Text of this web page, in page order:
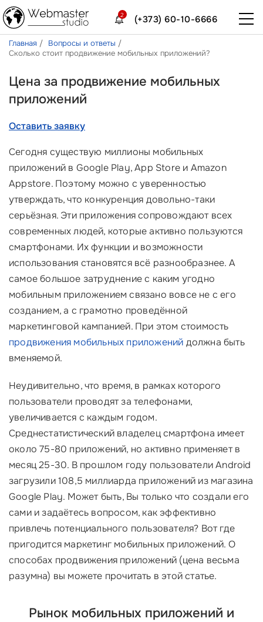
(+373) 60-10-6666
2
Главная
Вопросы и ответы
Сколько стоит продвижение мобильных приложений?
Цена за продвижение мобильных
приложений
Оставить заявку
Сегодня существую миллионы мобильных
приложений в Google Play, App Store и Amazon
Appstore. Поэтому можно с уверенностью
утверждать, что конкуренция довольно-таки
серьёзная. Эти приложения сопровождают всех
современных людей, которые активно пользуются
смартфонами. Их функции и возможности
использования становятся всё разнообразнее. А
самое большое затруднение с каким угодно
мобильным приложением связано вовсе не с его
созданием, а с грамотно проведённой
маркетинговой кампанией. При этом стоимость
продвижения мобильных приложений должна быть
вменяемой.
Неудивительно, что время, в рамках которого
пользователи проводят за телефонами,
увеличивается с каждым годом.
Среднестатистический владелец смартфона имеет
около 75-80 приложений, но активно применяет в
месяц 25-30. В прошлом году пользователи Android
загрузили 108,5 миллиарда приложений из магазина
Google Play. Может быть, Вы только что создали его
сами и задаётесь вопросом, как эффективно
привлечь потенциального пользователя? Вот где
пригодится маркетинг мобильных приложений. О
способах продвижения приложений (цена весьма
разумна) вы можете прочитать в этой статье.
Рынок мобильных приложений и